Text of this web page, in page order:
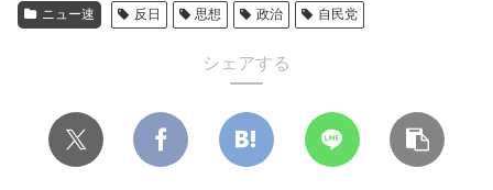
ニュー速 反日 思想 政治 自民党
シェアする